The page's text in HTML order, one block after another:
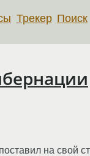
Трекер Поиск
на свой